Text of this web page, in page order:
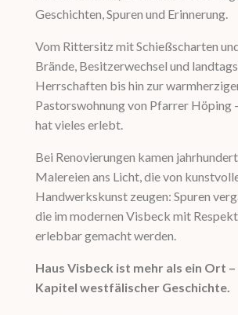
Geschichten, Spuren und Erinnerung.
Vom Rittersitz mit Schießscharten
Brände, Besitzerwechsel und
Herrschaften bis hin zur
Pastorswohnung von Pfarrer Höping
hat vieles erlebt.
Bei Renovierungen kamen
Malereien ans Licht, die von
Handwerkskunst zeugen: Spuren
die im modernen Visbeck mit
erlebbar gemacht werden.
Haus Visbeck ist mehr als ein Ort –
Kapitel westfälischer Geschichte.